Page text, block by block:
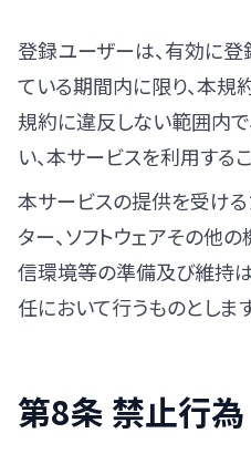
登録ユーザーは、有効に
ている期間内に限り、本
規約に違反しない範囲内
い、本サービスを利用する
本サービスの提供を受け
ター、ソフトウェアその他
信環境等の準備及び維持
任において行うものとします
第8条 禁止行為